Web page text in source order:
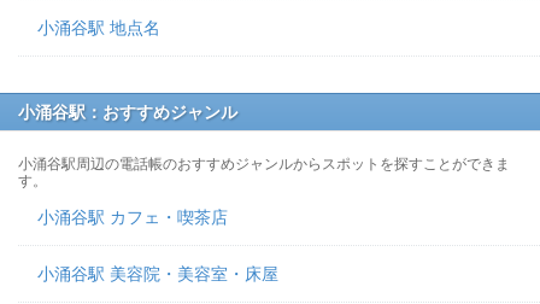
小涌谷駅 地点名
小涌谷駅：おすすめジャンル
小涌谷駅周辺の電話帳のおすすめジャンルからスポットを探すことができま
す。
小涌谷駅 カフェ・喫茶店
小涌谷駅 美容院・美容室・床屋